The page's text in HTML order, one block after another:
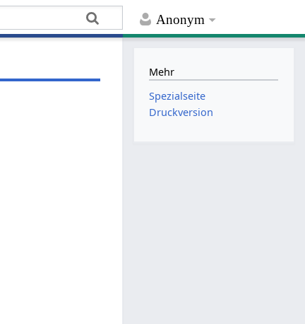
Anonym
Mehr
Spezialseite
Druckversion